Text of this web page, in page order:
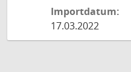
Importdatum:
17.03.2022